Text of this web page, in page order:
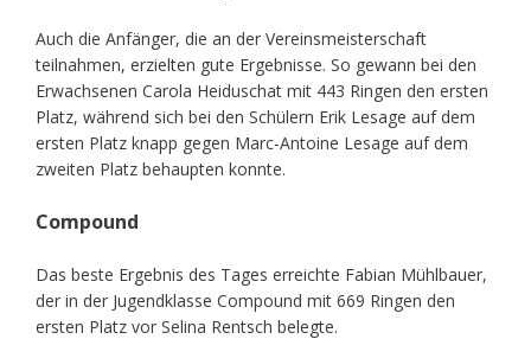
Auch die Anfänger, die an der Vereinsmeisterschaft
teilnahmen, erzielten gute Ergebnisse. So gewann bei den
Erwachsenen Carola Heiduschat mit 443 Ringen den ersten
Platz, während sich bei den Schülern Erik Lesage auf dem
ersten Platz knapp gegen Marc-Antoine Lesage auf dem
zweiten Platz behaupten konnte.
Compound
Das beste Ergebnis des Tages erreichte Fabian Mühlbauer,
der in der Jugendklasse Compound mit 669 Ringen den
ersten Platz vor Selina Rentsch belegte.